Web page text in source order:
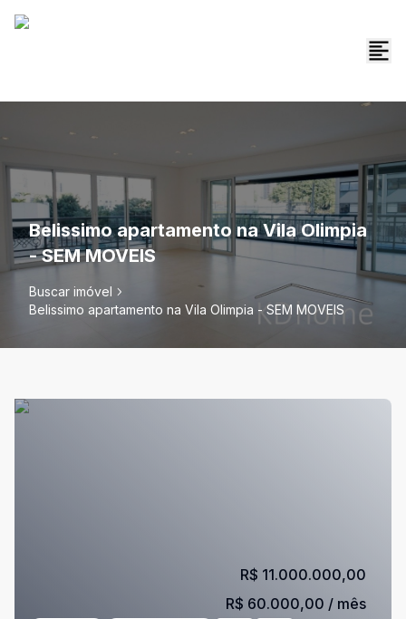
Belissimo apartamento na Vila Olimpia
- SEM MOVEIS
Buscar imóvel
Belissimo apartamento na Vila Olimpia - SEM MOVEIS
R$ 11.000.000,00
R$ 60.000,00 / mês